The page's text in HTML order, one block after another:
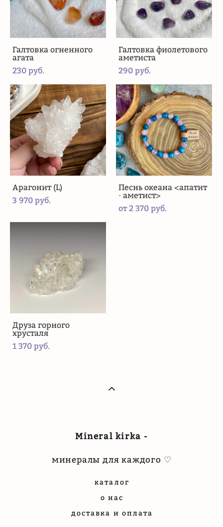
Галтовка огненного
агата
230 pуб.
Галтовка фиолетового
аметиста
290 pуб.
Арагонит (L)
3 970 pуб.
Песнь океана <апатит
· аметист>
от 2 370 pуб.
Друза горного
хрусталя
1 370 pуб.
Mineral kirka -
минералы для каждого ♡
каталог
о нас
доставка и оплата